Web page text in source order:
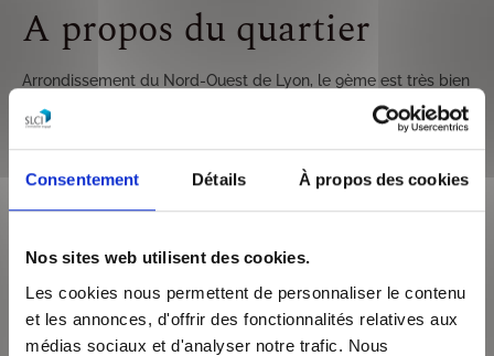
Consentement Détails À propos des cookies
Nos sites web utilisent des cookies.
Les cookies nous permettent de personnaliser le contenu
et les annonces, d'offrir des fonctionnalités relatives aux
médias sociaux et d'analyser notre trafic. Nous
A propos du quartier
Arrondissement du Nord-Ouest de Lyon, le 9ème est très bien
connecté au reste de la ville avec le métro D et la gare de
construction de nombreux immeubles d’habitation et de
Vous apprécierez vous balader le long de la Saône et pourrez
découvrir les secrets de l’île Barbe.